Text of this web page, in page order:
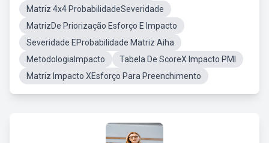
Matriz 4x4 ProbabilidadeSeveridade
MatrizDe Priorização Esforço E Impacto
Severidade EProbabilidade Matriz Aiha
MetodologiaImpacto
Tabela De ScoreX Impacto PMI
Matriz Impacto XEsforço Para Preenchimento